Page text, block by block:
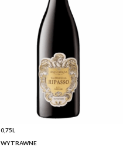
0,75L
WYTRAWNE